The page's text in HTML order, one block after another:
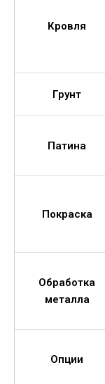
Кровля
Грунт
Патина
Покраска
Обработка
металла
Опции